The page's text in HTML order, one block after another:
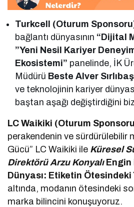
Turkcell (Oturum
bağlantı dünyasının “Dijital
”Yeni Nesil Kariyer
Ekosistemi” panelinde, İK
Müdürü Beste Alver Sırlıbaş
ve teknolojinin kariyer
baştan aşağı değiştirdiğini
LC Waikiki (Oturum
perakendenin ve sürdürülebilir
Gücü” LC Waikiki ile Küresel
Direktörü Arzu Konyalı Engin
Dünyası: Etiketin Ötesindeki
altında, modanın ötesindeki
marka bilincini konuşuyoruz.